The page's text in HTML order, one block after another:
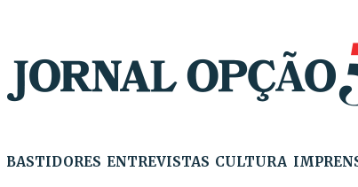
BASTIDORES ENTREVISTAS CULTURA